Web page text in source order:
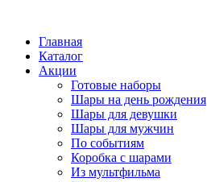
Главная
Каталог
Акции
Готовые наборы
Шары на день рождения
Шары для девушки
Шары для мужчин
По событиям
Коробка с шарами
Из мультфильма